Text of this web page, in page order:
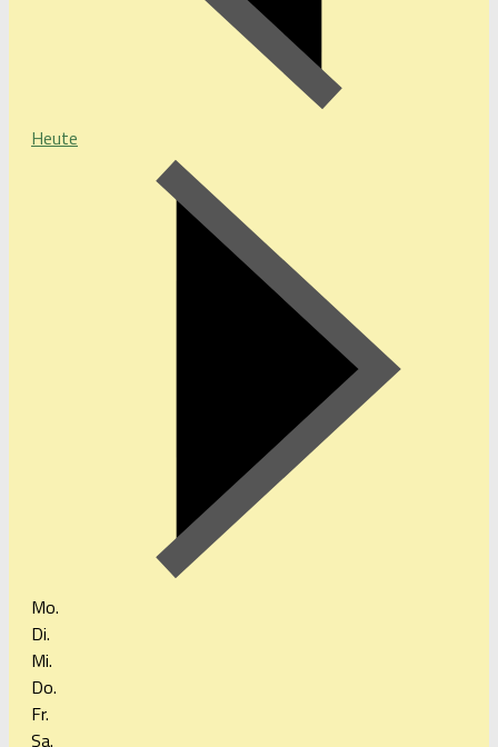
Heute
Mo.
Di.
Mi.
Do.
Fr.
Sa.